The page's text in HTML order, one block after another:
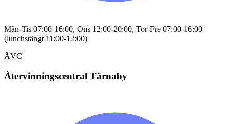
Mån-Tis 07:00-16:00, Ons 12:00-20:00, Tor-Fre 07:00-16:00
(lunchstängt 11:00-12:00)
ÅVC
Återvinningscentral Tärnaby